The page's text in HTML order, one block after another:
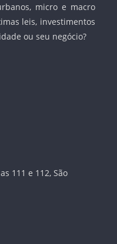
micro e macro
leis, investimentos
ou seu negócio?
111 e 112, São